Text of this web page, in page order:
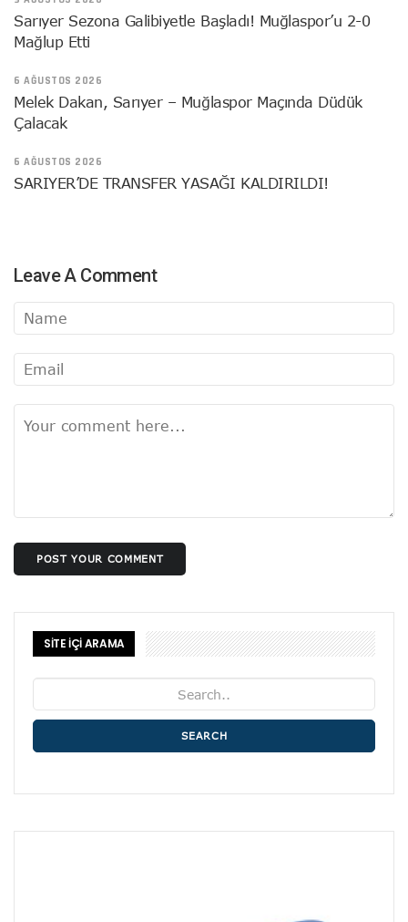
Sarıyer Sezona Galibiyetle Başladı! Muğlaspor’u 2-0
Mağlup Etti
6 AĞUSTOS 2026
Melek Dakan, Sarıyer – Muğlaspor Maçında Düdük
Çalacak
6 AĞUSTOS 2026
SARIYER’DE TRANSFER YASAĞI KALDIRILDI!
Leave A Comment
POST YOUR COMMENT
SİTE İÇİ ARAMA
SEARCH